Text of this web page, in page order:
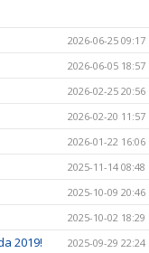
2026-06-25 09:17
2026-06-05 18:57
2026-02-25 20:56
2026-02-20 11:57
2026-01-22 16:06
2025-11-14 08:48
2025-10-09 20:46
2025-10-02 18:29
2019! 2025-09-29 22:24